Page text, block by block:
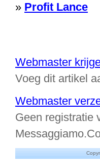
» Profit Lance
Webmaster
Voeg dit artikel
Webmaster
Geen registratie